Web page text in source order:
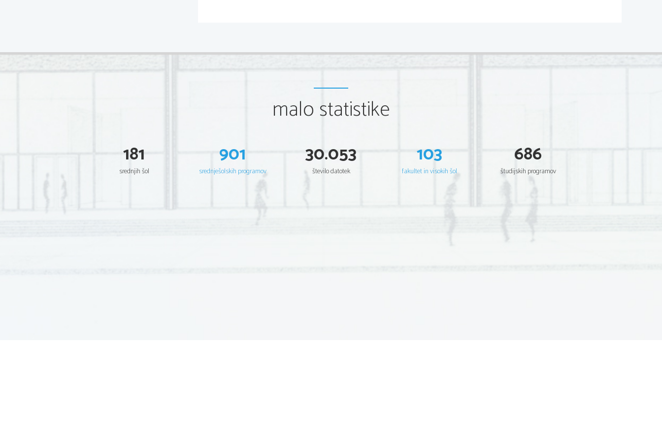
                vodenja dveh ali več samostojnih melodij
interpretacija: razlaga nečesa, tolmačenje npr. besedila, izvedba glasbenega
disonanca:      napeti, ostro sozvočje, ki ne zveni prijetno
harmonija:      sočasno zvenenje najmanj 3. tonov
malo statistike
181
srednjih šol
901
srednješolskih programov
30.053
število datotek
103
fakultet in visokih šol
686
študijskih programov